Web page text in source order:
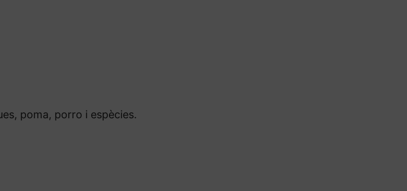
poma, porro i espècies.